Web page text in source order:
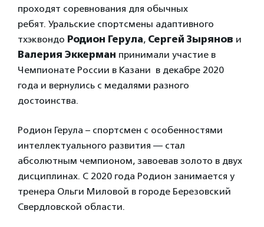
проходят соревнования для обычных
ребят. Уральские спортсмены адаптивного
тхэквондо Родион Герула, Сергей Зырянов и
Валерия Эккерман принимали участие в
Чемпионате России в Казани в декабре 2020
года и вернулись с медалями разного
достоинства.
Родион Герула – спортсмен с особенностями
интеллектуального развития — стал
абсолютным чемпионом, завоевав золото в двух
дисциплинах. С 2020 года Родион занимается у
тренера Ольги Миловой в городе Березовский
Свердловской области.